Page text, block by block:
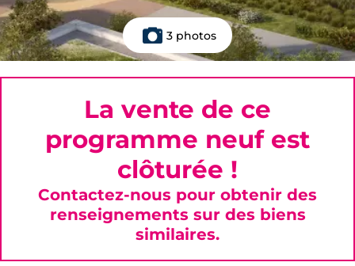
3 photos
La vente de ce
programme neuf est
clôturée !
Contactez-nous pour obtenir des
renseignements sur des biens
similaires.